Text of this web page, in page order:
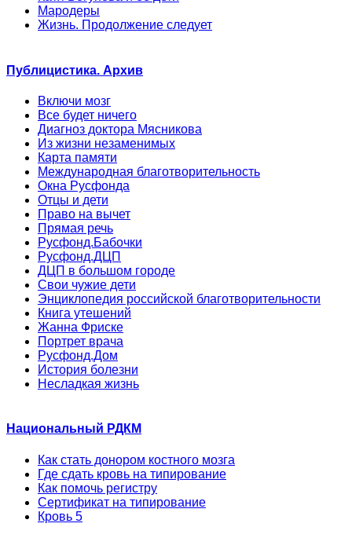
Мародеры
Жизнь. Продолжение следует
Публицистика. Архив
Включи мозг
Все будет ничего
Диагноз доктора Мясникова
Из жизни незаменимых
Карта памяти
Международная благотворительность
Окна Русфонда
Отцы и дети
Право на вычет
Прямая речь
Русфонд.Бабочки
Русфонд.ДЦП
ДЦП в большом городе
Свои чужие дети
Энциклопедия российской благотворительности
Книга утешений
Жанна Фриске
Портрет врача
Русфонд.Дом
История болезни
Несладкая жизнь
Национальный РДКМ
Как стать донором костного мозга
Где сдать кровь на типирование
Как помочь регистру
Сертификат на типирование
Кровь 5